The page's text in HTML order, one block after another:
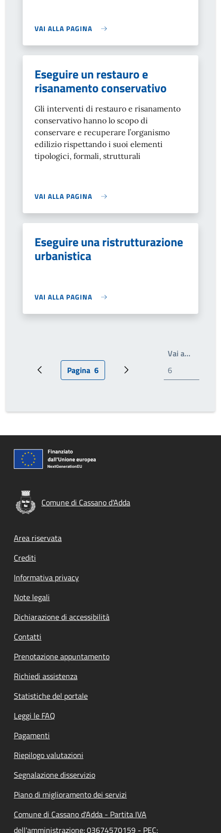
VAI ALLA PAGINA
Eseguire un restauro e
risanamento conservativo
Gli interventi di restauro e risanamento
conservativo hanno lo scopo di
conservare e recuperare l’organismo
edilizio rispettando i suoi elementi
tipologici, formali, strutturali
VAI ALLA PAGINA
Eseguire una ristrutturazione
urbanistica
VAI ALLA PAGINA
Pagina precedentePagina attuale
Pagina 6 Prossima pagina
Vai a…
Comune di Cassano d'Adda
Footer menu
Area riservata
Crediti
Informativa privacy
Note legali
Dichiarazione di accessibilità
Contatti
Prenotazione appuntamento
Richiedi assistenza
Statistiche del portale
Leggi le FAQ
Pagamenti
Riepilogo valutazioni
Segnalazione disservizio
Piano di miglioramento dei servizi
Comune di Cassano d'Adda - Partita IVA
dell'amministrazione: 03674570159 - PEC: